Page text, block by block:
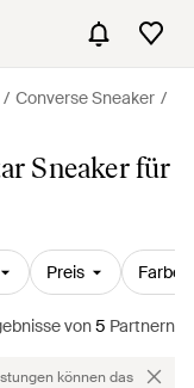
Converse Sneaker
Sneaker für
Preis Farbe
von5 Partnern
können das